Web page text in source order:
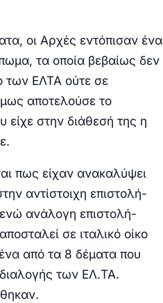
οι Αρχές εντόπισαν ένα
τα οποία βεβαίως δεν
των ΕΛΤΑ ούτε σε
αποτελούσε το
είχε στην διάθεσή της η
πως είχαν ανακαλύψει
αντίστοιχη επιστολή-
ανάλογη επιστολή-
σε ιταλικό οίκο
από τα 8 δέματα που
των ΕΛ.ΤΑ.